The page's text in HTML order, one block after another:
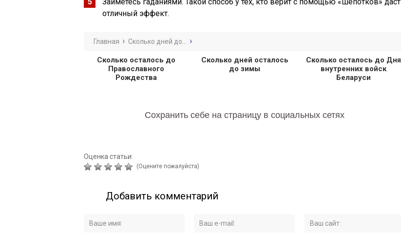
отличный эффект.
Главная Сколько дней до...
Сколько осталось до
Православного
Рождества
Сколько дней осталось
до зимы
Сколько осталось до Дня
внутренних войск
Беларуси
Сохранить себе на страницу в социальных сетях
Оценка статьи:
(Оцените пожалуйста)
Добавить комментарий